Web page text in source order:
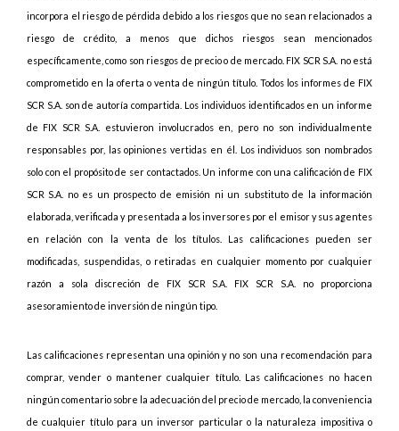
incorpora el riesgo de pérdida debido a los riesgos que no sean relacionados a
riesgo de crédito, a menos que dichos riesgos sean mencionados
específicamente, como son riesgos de precio o de mercado. FIX SCR S.A. no está
comprometido en la oferta o venta de ningún título. Todos los informes de FIX
SCR S.A. son de autoría compartida. Los individuos identificados en un informe
de FIX SCR S.A. estuvieron involucrados en, pero no son individualmente
responsables por, las opiniones vertidas en él. Los individuos son nombrados
solo con el propósito de ser contactados. Un informe con una calificación de FIX
SCR S.A. no es un prospecto de emisión ni un substituto de la información
elaborada, verificada y presentada a los inversores por el emisor y sus agentes
en relación con la venta de los títulos. Las calificaciones pueden ser
modificadas, suspendidas, o retiradas en cualquier momento por cualquier
razón a sola discreción de FIX SCR S.A. FIX SCR S.A. no proporciona
asesoramiento de inversión de ningún tipo.
Las calificaciones representan una opinión y no son una recomendación para
comprar, vender o mantener cualquier título. Las calificaciones no hacen
ningún comentario sobre la adecuación del precio de mercado, la conveniencia
de cualquier título para un inversor particular o la naturaleza impositiva o